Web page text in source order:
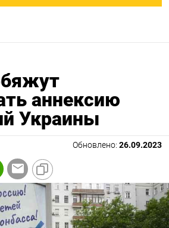
аннексию
Украины
Обновлено: 26.09.2023